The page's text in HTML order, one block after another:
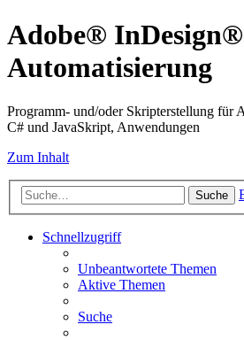
Adobe® InDesign®
Automatisierung
Programm- und/oder Skripterstellung
C# und JavaSkript, Anwendungen
Zum Inhalt
Suche
Schnellzugriff
Unbeantwortete Themen
Aktive Themen
Suche